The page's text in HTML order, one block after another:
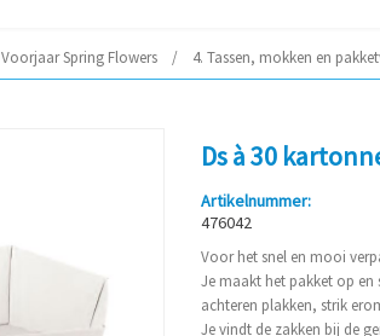
Voorjaar Spring Flowers / 4. Tassen, mokken en
Ds à 30
Artikelnummer:
476042
Voor het snel en mooi
Je maakt het pakket op en
achteren plakken, strik
Je vindt de zakken bij de